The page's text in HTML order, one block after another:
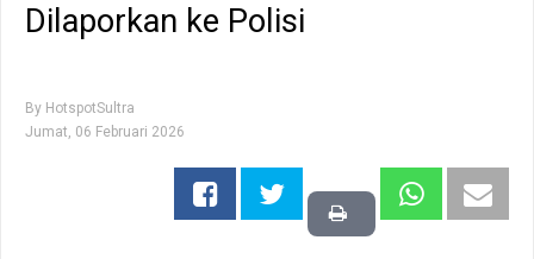
Dilaporkan ke Polisi
By HotspotSultra
Jumat, 06 Februari 2026